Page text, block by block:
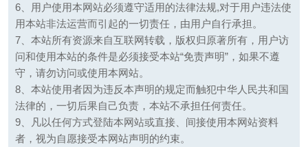
6、用户使用本网站必须遵守适用的法律法规,对于用户违法使
用本站非法运营而引起的一切责任，由用户自行承担。
7、本站所有资源来自互联网转载，版权归原著所有，用户访
问和使用本站的条件是必须接受本站“免责声明”，如果不遵
守，请勿访问或使用本网站。
8、本站使用者因为违反本声明的规定而触犯中华人民共和国
法律的，一切后果自己负责，本站不承担任何责任。
9、凡以任何方式登陆本网站或直接、间接使用本网站资料
者，视为自愿接受本网站声明的约束。